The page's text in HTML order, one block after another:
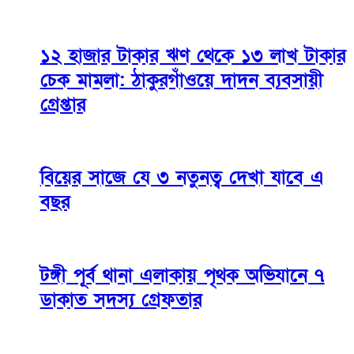
১২ হাজার টাকার ঋণ থেকে ১৩ লাখ টাকার
চেক মামলা: ঠাকুরগাঁওয়ে দাদন ব্যবসায়ী
গ্রেপ্তার
বিয়ের সাজে যে ৩ নতুনত্ব দেখা যাবে এ
বছর
টঙ্গী পূর্ব থানা এলাকায় পৃথক অভিযানে ৭
ডাকাত সদস্য গ্রেফতার